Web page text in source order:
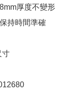
厚度不變形
持時間準確
寸